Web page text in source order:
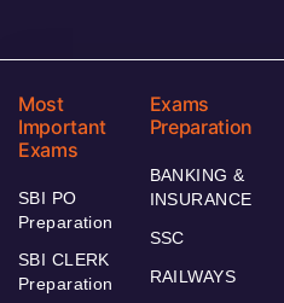
Most
Important
Exams
SBI PO
Preparation
SBI CLERK
Preparation
Exams
Preparation
BANKING &
INSURANCE
SSC
RAILWAYS